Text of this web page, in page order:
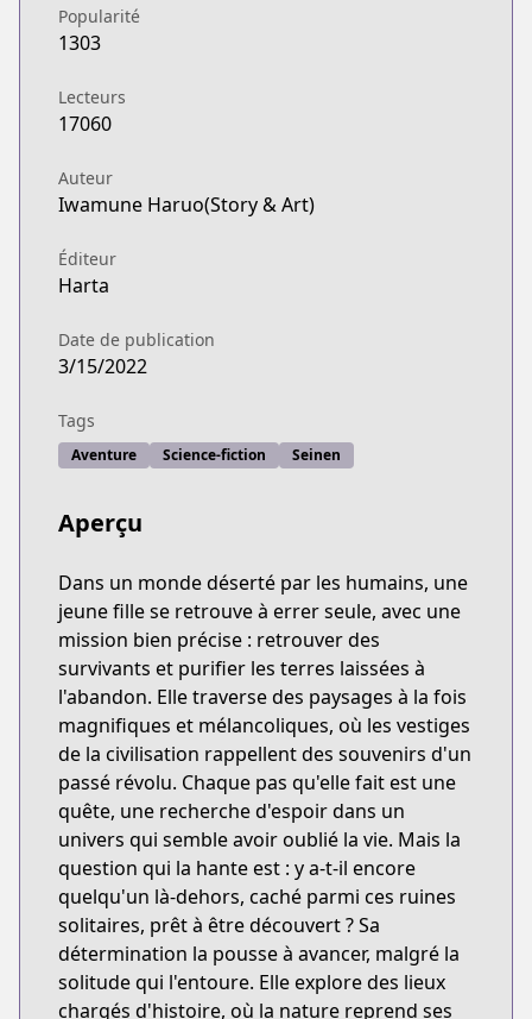
Popularité
1303
Lecteurs
17060
Auteur
Iwamune Haruo(Story & Art)
Éditeur
Harta
Date de publication
3/15/2022
Tags
Aventure Science-fiction Seinen
Aperçu
Dans un monde déserté par les humains, une
jeune fille se retrouve à errer seule, avec une
mission bien précise : retrouver des
survivants et purifier les terres laissées à
l'abandon. Elle traverse des paysages à la fois
magnifiques et mélancoliques, où les vestiges
de la civilisation rappellent des souvenirs d'un
passé révolu. Chaque pas qu'elle fait est une
quête, une recherche d'espoir dans un
univers qui semble avoir oublié la vie. Mais la
question qui la hante est : y a-t-il encore
quelqu'un là-dehors, caché parmi ces ruines
solitaires, prêt à être découvert ? Sa
détermination la pousse à avancer, malgré la
solitude qui l'entoure. Elle explore des lieux
chargés d'histoire, où la nature reprend ses